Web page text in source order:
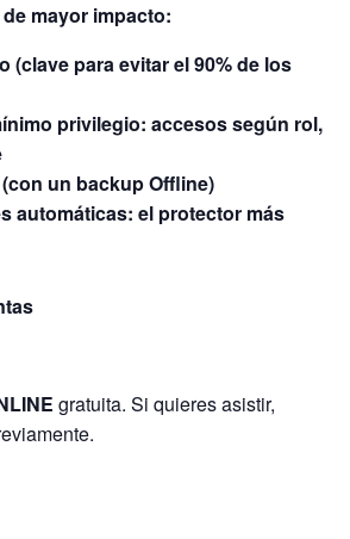
mayor impacto:
(clave para evitar el 90% de los
privilegio: accesos según rol,
un backup Offline)
automáticas: el protector más
gratuita. Si quieres asistir,